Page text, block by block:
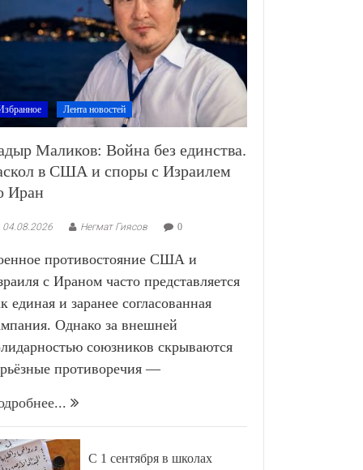
Лента новостей
Маликов: Война без единства.
в США и споры с Израилем
Иран
04.08.2026 Негмат Гиясов 0
противостояние США и
с Ираном часто представляется
единая и заранее согласованная
Однако за внешней
союзников скрываются
противоречия —
С 1 сентября в школах